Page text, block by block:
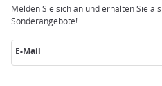
after
an
Melden Sie sich an und erhalten Sie
Sonderangebote!
E-Mail